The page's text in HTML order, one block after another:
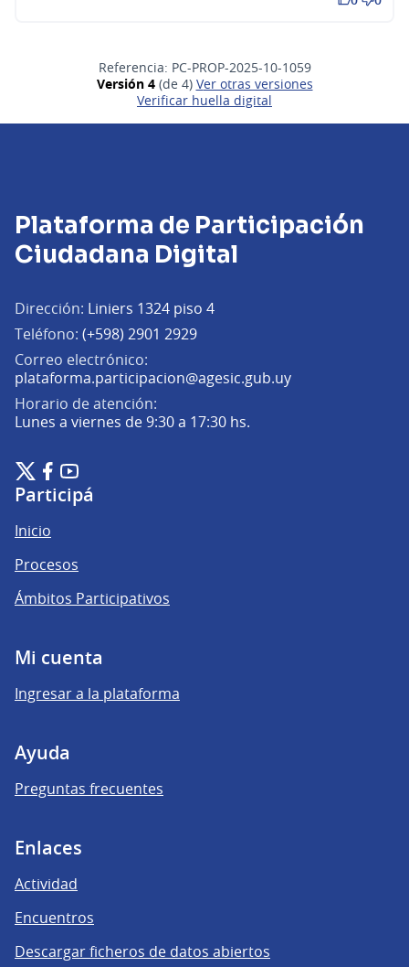
Referencia: PC-PROP-2025-10-1059
Versión 4(de 4)
ver otras versiones
Verificar huella digital
Plataforma de Participación
Ciudadana Digital
Dirección: Liniers 1324 piso 4
Teléfono: (+598) 2901 2929
Correo electrónico:
plataforma.participacion@agesic.gub.uy(Abrir en una
Horario de atención:
Lunes a viernes de 9:30 a 17:30 hs.
Plataforma de Participación Ciudadana Digital en X
(Enlace externo)
Plataforma de Participación Ciudadana Digital en Facebook
(Enlace externo)
Plataforma de Participación Ciudadana Digital en
(Enlace externo)
Participá
Inicio
Procesos
Ámbitos Participativos
Mi cuenta
Ingresar a la plataforma
Ayuda
Preguntas frecuentes
Enlaces
Actividad
Encuentros
Descargar ficheros de datos abiertos